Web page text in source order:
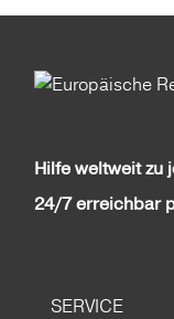
Hilfe weltweit zu
24/7 erreichbar
SERVICE